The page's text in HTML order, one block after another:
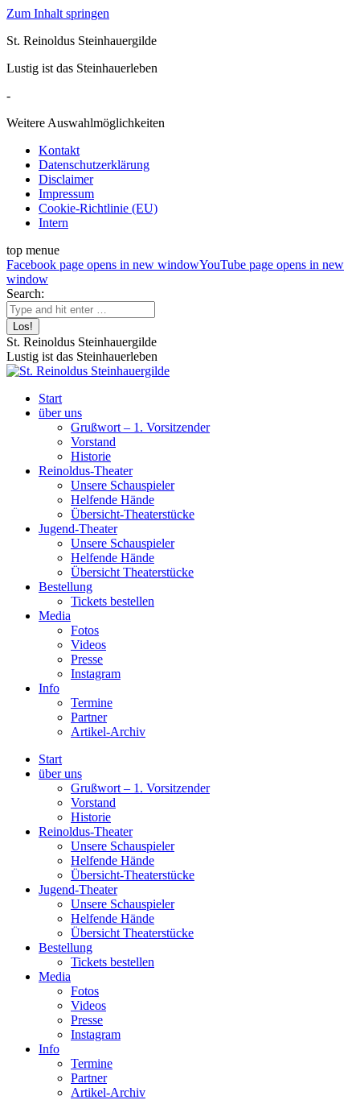
Zum Inhalt springen
St. Reinoldus Steinhauergilde
Lustig ist das Steinhauerleben
-
Weitere Auswahlmöglichkeiten
Kontakt
Datenschutzerklärung
Disclaimer
Impressum
Cookie-Richtlinie (EU)
Intern
top menue
Facebook page opens in new windowYouTube page opens in new
window
Search:
St. Reinoldus Steinhauergilde
Lustig ist das Steinhauerleben
Start
über uns
Grußwort – 1. Vorsitzender
Vorstand
Historie
Reinoldus-Theater
Unsere Schauspieler
Helfende Hände
Übersicht-Theaterstücke
Jugend-Theater
Unsere Schauspieler
Helfende Hände
Übersicht Theaterstücke
Bestellung
Tickets bestellen
Media
Fotos
Videos
Presse
Instagram
Info
Termine
Partner
Artikel-Archiv
Start
über uns
Grußwort – 1. Vorsitzender
Vorstand
Historie
Reinoldus-Theater
Unsere Schauspieler
Helfende Hände
Übersicht-Theaterstücke
Jugend-Theater
Unsere Schauspieler
Helfende Hände
Übersicht Theaterstücke
Bestellung
Tickets bestellen
Media
Fotos
Videos
Presse
Instagram
Info
Termine
Partner
Artikel-Archiv